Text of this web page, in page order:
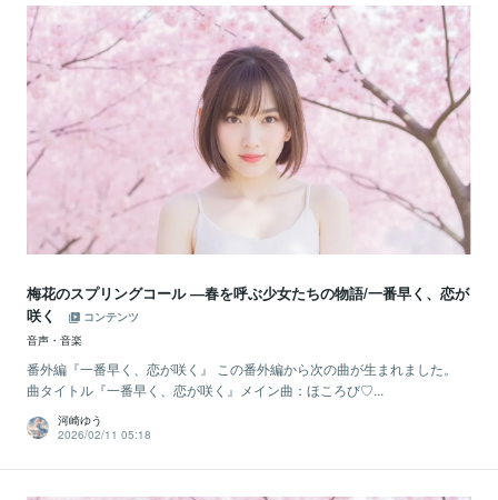
梅花のスプリングコール ―春を呼ぶ少女たちの物語/一番早く、恋が
咲く
コンテンツ
音声・音楽
番外編『一番早く、恋が咲く』 この番外編から次の曲が生まれました。
曲タイトル『一番早く、恋が咲く』メイン曲：ほころび♡...
河崎ゆう
2026/02/11 05:18